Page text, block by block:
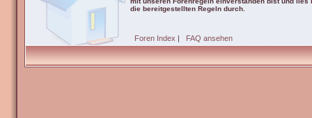
die bereitgestellten Regeln durch.
Foren Index | FAQ ansehen